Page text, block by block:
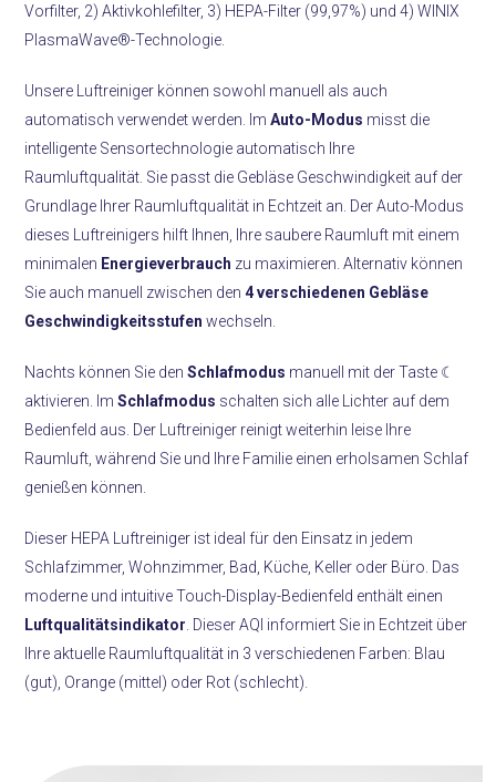
Vorfilter, 2) Aktivkohlefilter, 3) HEPA-Filter (99,97%) und 4) WINIX
PlasmaWave®-Technologie.
Unsere Luftreiniger können sowohl manuell als auch
automatisch verwendet werden. ImAuto-Modus misst die
intelligente Sensortechnologie automatisch Ihre
Raumluftqualität. Sie passt die Gebläse Geschwindigkeit auf der
Grundlage Ihrer Raumluftqualität in Echtzeit an. Der Auto-Modus
dieses Luftreinigers hilft Ihnen, Ihre saubere Raumluft mit einem
minimalen Energieverbrauch zu maximieren. Alternativ können
Sie auch manuell zwischen den 4 verschiedenen Gebläse
Geschwindigkeitsstufen wechseln.
Nachts können Sie denSchlafmodus manuell mit der Taste ☾
aktivieren. ImSchlafmodus schalten sich alle Lichter auf dem
Bedienfeld aus. Der Luftreiniger reinigt weiterhin leise Ihre
Raumluft, während Sie und Ihre Familie einen erholsamen Schlaf
genießen können.
Dieser HEPA Luftreiniger ist ideal für den Einsatz in jedem
Schlafzimmer, Wohnzimmer, Bad, Küche, Keller oder Büro. Das
moderne und intuitive Touch-Display-Bedienfeld enthält einen
Luftqualitätsindikator . Dieser AQI informiert Sie in Echtzeit über
Ihre aktuelle Raumluftqualität in 3 verschiedenen Farben: Blau
(gut), Orange (mittel) oder Rot (schlecht).